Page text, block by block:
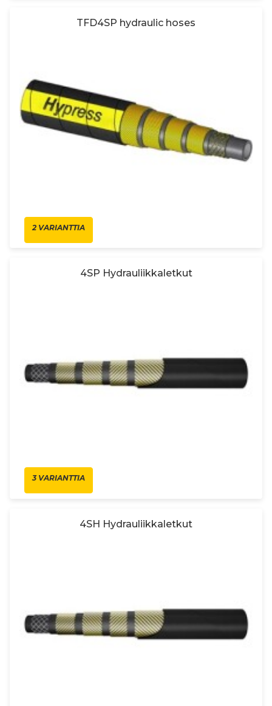
TFD4SP hydraulic hoses
2 VARIANTTIA
4SP Hydrauliikkaletkut
3 VARIANTTIA
4SH Hydrauliikkaletkut